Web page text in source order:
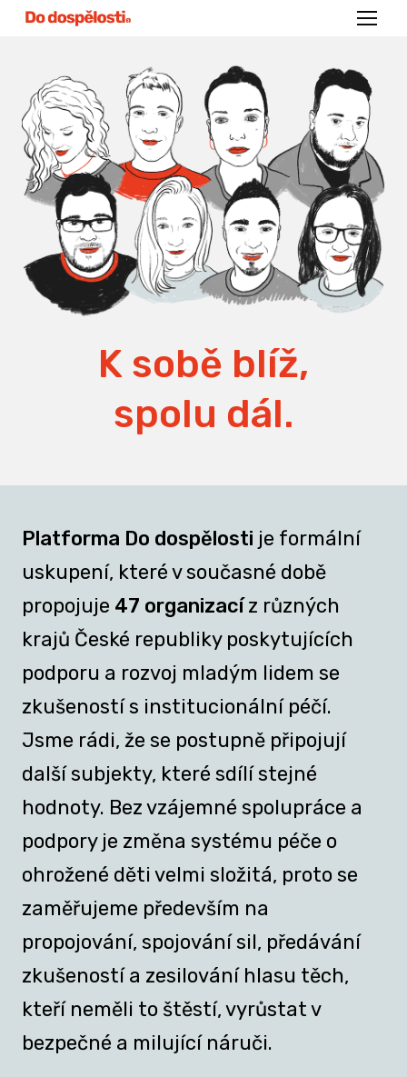
Menu
K sobě blíž,
spolu dál.
Platforma Do dospělosti je formální
uskupení, které v současné době
propojuje 47 organizacíz různých
krajů České republiky poskytujících
podporu a rozvoj mladým lidem se
zkušeností s institucionální péčí.
Jsme rádi, že se postupně připojují
další subjekty, které sdílí stejné
hodnoty. Bez vzájemné spolupráce a
podpory je změna systému péče o
ohrožené děti velmi složitá, proto se
zaměřujeme především na
propojování, spojování sil, předávání
zkušeností a zesilování hlasu těch,
kteří neměli to štěstí, vyrůstat v
bezpečné a milující náruči.